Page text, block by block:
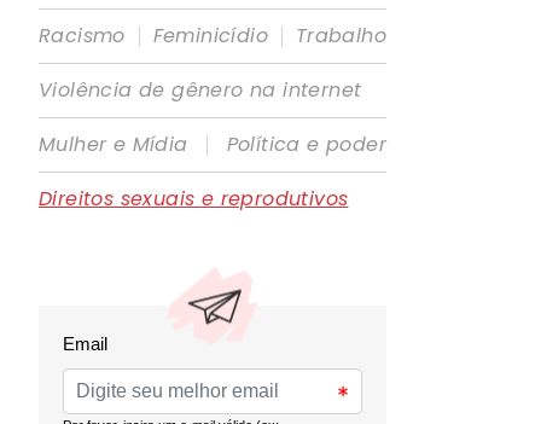
Racismo | Feminicídio | Trabalho
Violência de gênero na internet
Mulher e Mídia
|
Política e poder
Direitos sexuais e reprodutivos